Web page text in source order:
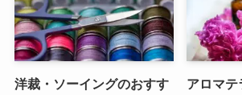
洋裁・ソーイングのおすす
アロマテ